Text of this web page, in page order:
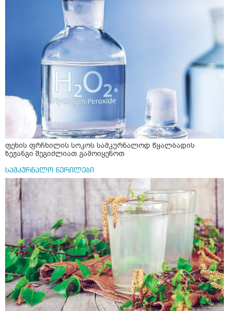
ფეხის ფრჩხილის სოკოს სამკურნალოდ წყალბადის
ზეჟანგი შეგიძლიათ გამოიყენოთ
სამკურნალო წერილები